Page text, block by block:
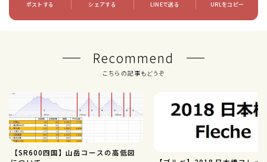
ポストする シェアする LINEで送る URLをコピー
Recommend
こちらの記事もどうぞ
【SR600四国】山岳コースの高低図